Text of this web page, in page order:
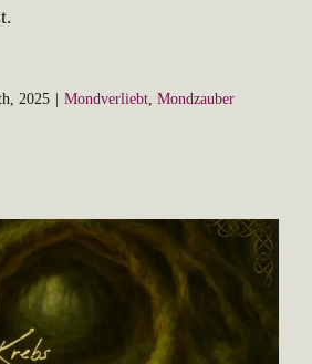
2025 | Mondverliebt Mondzauber